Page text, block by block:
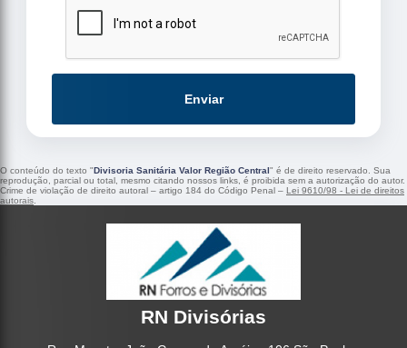
Enviar
O conteúdo do texto "Divisoria Sanitária Valor Região Central" é de direito reservado. Sua
reprodução, parcial ou total, mesmo citando nossos links, é proibida sem a autorização do autor.
Crime de violação de direito autoral – artigo 184 do Código Penal – Lei 9610/98 - Lei de direitos
autorais
RN Divisórias